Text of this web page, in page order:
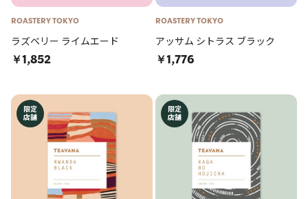
ROASTERY TOKYO
ラズベリー ライムエード
￥1,852
ROASTERY TOKYO
アッサム シトラス ブラック
￥1,776
限定
店舗
限定
店舗